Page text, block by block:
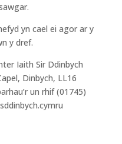
yn cael ei agor ar y
y dref.
Iaith Sir Ddinbych
Dinbych, LL16
un rhif (01745)